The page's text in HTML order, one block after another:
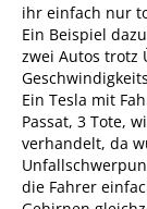
ihr einfach nur
Ein Beispiel
zwei Autos trotz
Ein Tesla mit
Passat, 3 Tote,
verhandelt, da
die Fahrer